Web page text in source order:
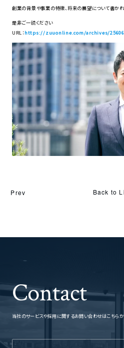
創業の背景や事業の特徴、将来の展望について書かれ
是非ご一読ください
URL：https://zuuonline.com/archives/
Prev Back to
Contact
当社のサービスや採用に関するお問い合わせはこちら